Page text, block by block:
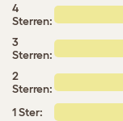
4
Sterren:
3
Sterren:
2
Sterren:
1 Ster: